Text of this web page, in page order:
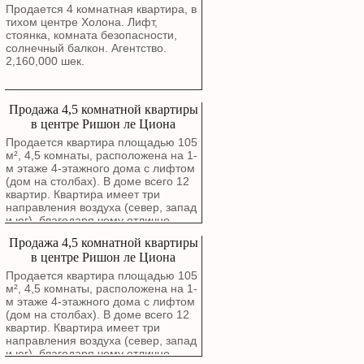
Продается 4 комнатная квартира, в
тихом центре Холона. Лифт,
стоянка, комната безопасности,
солнечный балкон. Агентство.
2,160,000 шек.
Продажа 4,5 комнатной квартиры
в центре Ришон ле Циона
Продается квартира площадью 105
м², 4,5 комнаты, расположена на 1-
м этаже 4-этажного дома с лифтом
(дом на столбах). В доме всего 12
квартир. Квартира имеет три
направления воздуха (север, запад
и юг), благодаря чему отлично
выходят на зеленый сквер. В
квартире выполнен капитальный
ремонт с полной заменой
электропроводки, водопроводных и
канализационных труб. Стены были
заново отремонтированы около
года назад. Можно въезжать без
дополнительных вложений.
Планировка включает просторную
Продажа 4,5 комнатной квартиры
в центре Ришон ле Циона
Продается квартира площадью 105
м², 4,5 комнаты, расположена на 1-
м этаже 4-этажного дома с лифтом
(дом на столбах). В доме всего 12
квартир. Квартира имеет три
направления воздуха (север, запад
и юг), благодаря чему отлично